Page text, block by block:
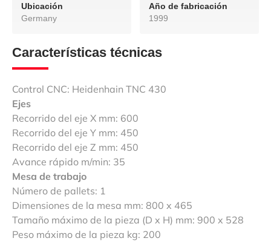
Ubicación
Germany
Año de fabricación
1999
Características técnicas
Control CNC: Heidenhain TNC 430
Ejes
Recorrido del eje X mm: 600
Recorrido del eje Y mm: 450
Recorrido del eje Z mm: 450
Avance rápido m/min: 35
Mesa de trabajo
Número de pallets: 1
Dimensiones de la mesa mm: 800 x 465
Tamaño máximo de la pieza (D x H) mm: 900 x 528
Peso máximo de la pieza kg: 200